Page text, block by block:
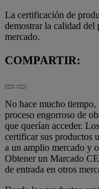
La certificación de
demostrar la calidad del
mercado.
COMPARTIR:
No hace mucho tiempo,
proceso engorroso de
que querían acceder.
certificar sus productos
a un amplio mercado y
Obtener un Marcado
de entrada en otros